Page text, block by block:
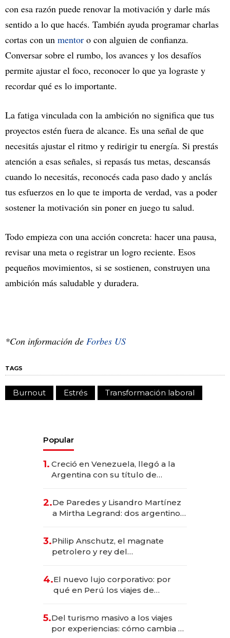
con esa razón puede renovar la motivación y darle más
sentido a lo que hacés. También ayuda programar charlas
cortas con un mentor o con alguien de confianza.
Conversar sobre el rumbo, los avances y los desafíos
permite ajustar el foco, reconocer lo que ya lograste y
recordar qué es lo importante.
La fatiga vinculada con la ambición no significa que tus
proyectos estén fuera de alcance. Es una señal de que
necesitás ajustar el ritmo y redirigir tu energía. Si prestás
atención a esas señales, si repasás tus metas, descansás
cuando lo necesitás, reconocés cada paso dado y anclás
tus esfuerzos en lo que te importa de verdad, vas a poder
sostener la motivación sin poner en juego tu salud.
Todo empieza con una acción concreta: hacer una pausa,
revisar una meta o registrar un logro reciente. Esos
pequeños movimientos, si se sostienen, construyen una
ambición más saludable y duradera.
*Con información de Forbes US
TAGS
Burnout Estrés Transformación laboral
Popular
1. Creció en Venezuela, llegó a la
Argentina con su título de
las marcas "fast premium"
2.De Paredes y Lisandro Martínez
a Mirtha Legrand: dos argentinos
3.Philip Anschutz, el magnate
petrolero y rey del
Fénix
4.El nuevo lujo corporativo: por
qué en Perú los viajes de
transformadoras
5.Del turismo masivo a los viajes
por experiencias: cómo cambia el